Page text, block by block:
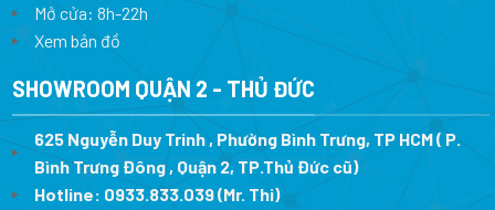
Mở cửa: 8h-22h
Xem bản đồ
SHOWROOM QUẬN 2 - THỦ ĐỨC
625 Nguyễn Duy Trinh , Phường Bình Trưng, TP HCM ( P.
Bình Trưng Đông , Quận 2, TP.Thủ Đức cũ)
Hotline: 0933.833.039(Mr. Thi)